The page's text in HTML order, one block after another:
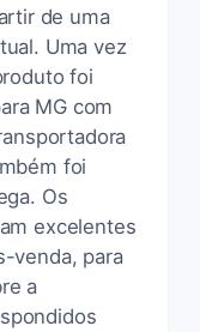
de uma
Uma vez
foi
MG com
foi
Os
excelentes
venda, para
a